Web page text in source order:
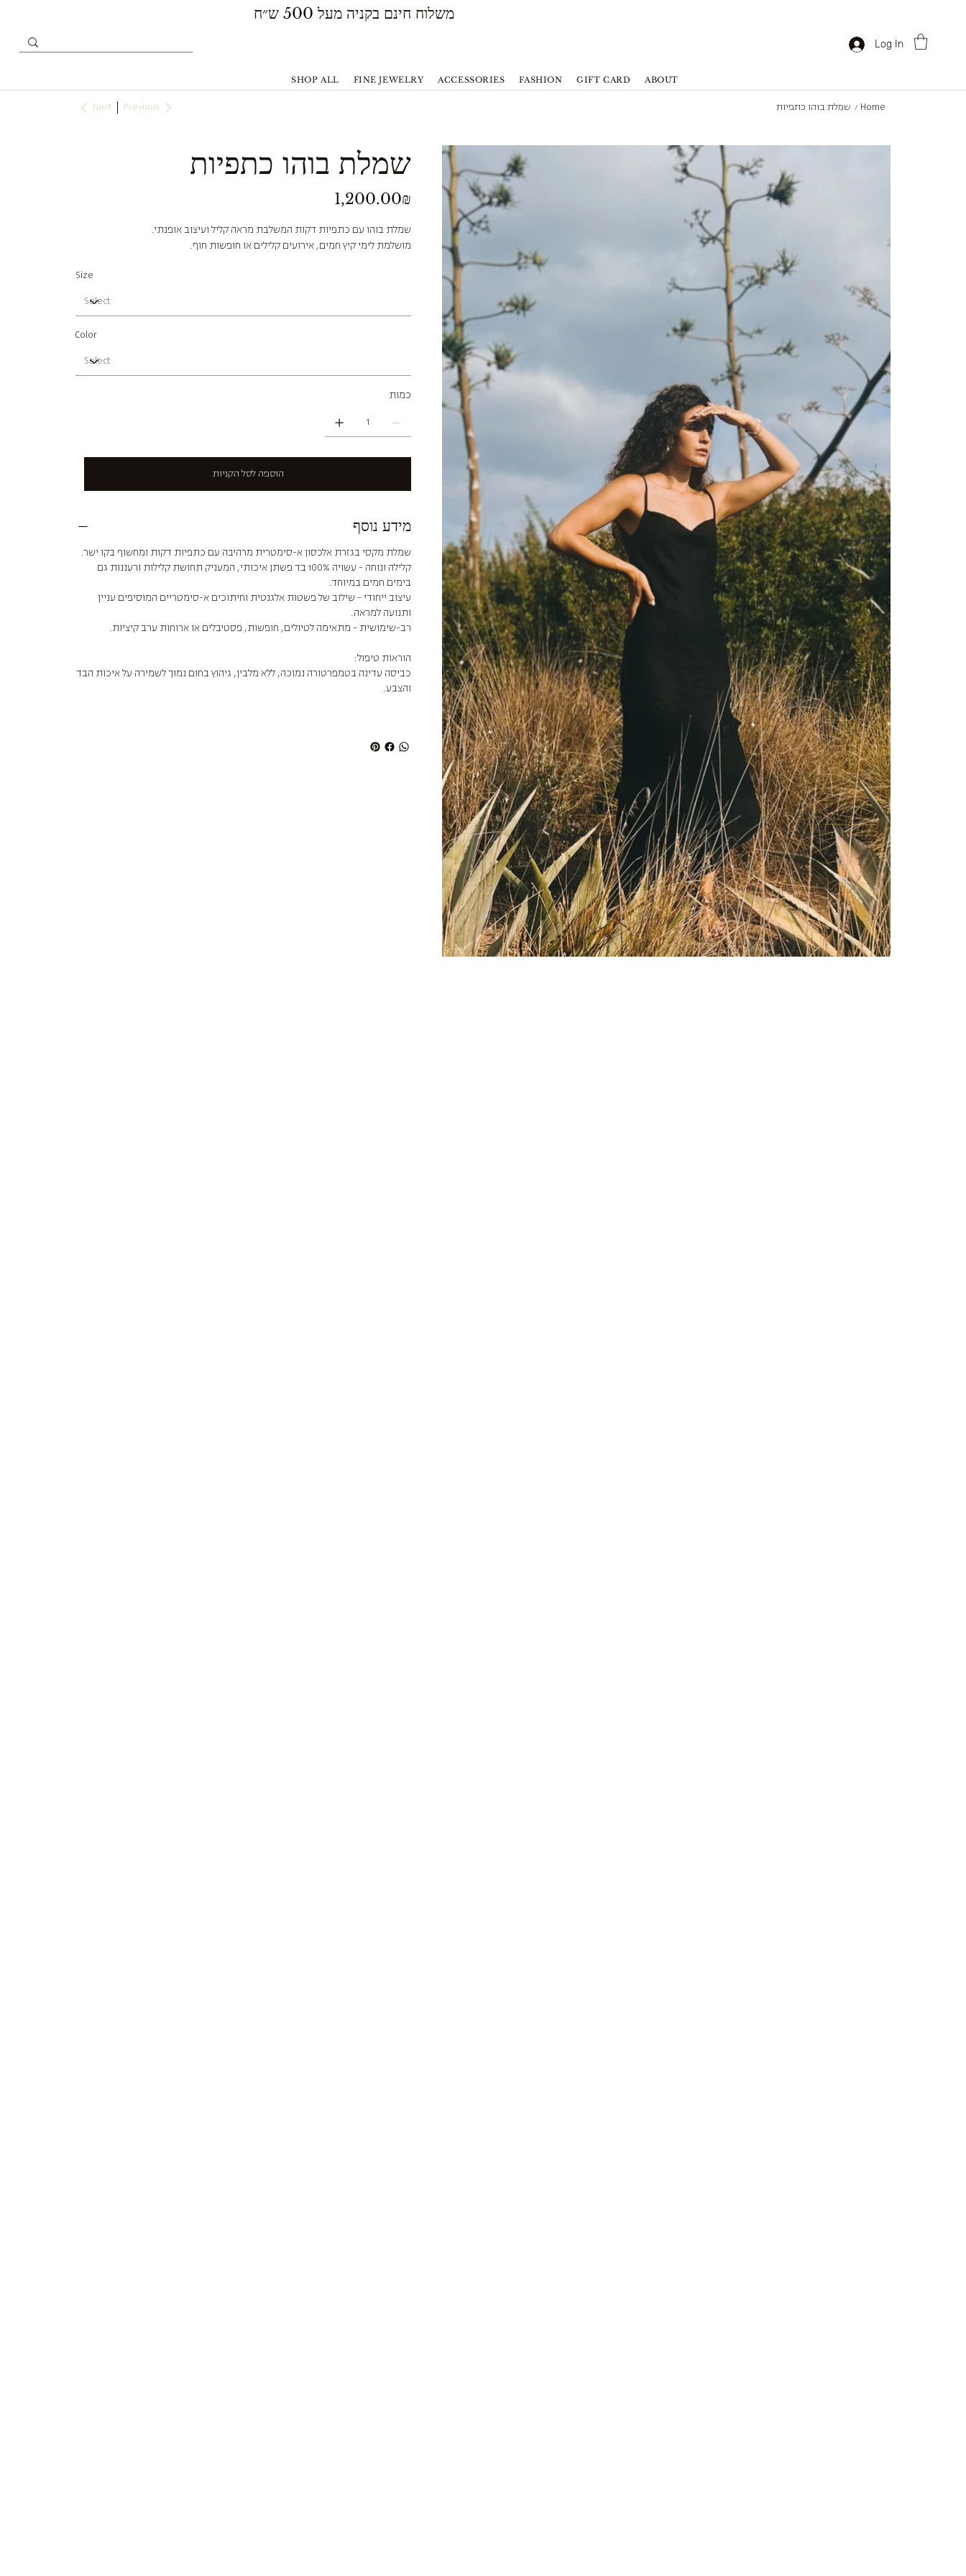
SHOP ALL FINE JEWELRY ACCESSORIES FASHION GIFT CARD ABOUT
Log In
Home
/ שמלת בוהו כתפיות Previous
Next
שמלת בוהו כתפיות
Price ‏1,200.00 ‏₪
שמלת בוהו עם כתפיות דקות המשלבת מראה קליל ועיצוב אופנתי.
מושלמת לימי קיץ חמים, אירועים קלילים או חופשות חוף.
Size
Color
כמות
הוספה לסל הקניות
מידע נוסף
שמלת מקסי בגזרת אלכסון א-סימטרית מרהיבה עם כתפיות דקות ומחשוף בקו ישר.
קלילה ונוחה - עשויה 100% בד פשתן איכותי, המעניק תחושת קלילות ורעננות גם
בימים חמים במיוחד.
עיצוב ייחודי - שילוב של פשטות אלגנטית וחיתוכים א-סימטריים המוסיפים עניין
ותנועה למראה.
רב-שימושית - מתאימה לטיולים, חופשות, פסטיבלים או ארוחות ערב קיציות.
הוראות טיפול:
כביסה עדינה בטמפרטורה נמוכה, ללא מלבין, גיהוץ בחום נמוך לשמירה על איכות הבד
והצבע.